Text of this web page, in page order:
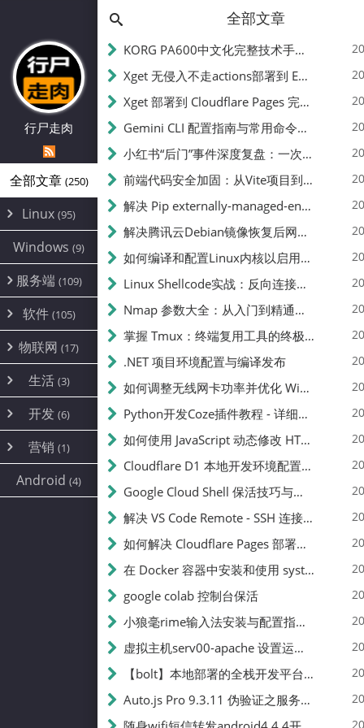
行尸走肉
全部文章 (250)
Linux (95)
Alpine
CentOS(17)
Debian(24)
ProxmoxVE
Ubuntu(7)
Windows (9)
服务端 (109)
环境配置
DD重装(3)
加速优化(34)
面板(12)
容器
游戏 (7)
饥荒(7)
云服务商(4)
WEB源码(6)
建站(5)
软件 (105)
安全(12)
办公(4)
图片 (2)
文件
系统 (35)
AI(10)
物联网 (17)
路由器
随身wifi(1)
mobile(14)
刷机
magisk
生活 (3)
线报
sim卡(1)
开发 (6)
编译
JavaScript(2)
python(2)
营销 (1)
公关(1)
SEO(1)
Android (4)
全部文章
KORG PA600中文化完整技术手册 - 从逆向到实现的全流程指南
Xget 无侵入不走actions部署到 EdgeOne Pages 指南
Xget 部署到 Cloudflare Pages 完整指南 - 无需修改源码的构建配置
Gemini CLI 配置指南与常用命令中文翻译 | API Key、MCP、代理设置
小红书“后门”事件深度复盘：一次沉默危机下的品牌、技术与流程三重考验
前端代码安全加固：从Vite项目到纯静态页面的深度混淆技术备忘
解决 Pip externally-managed-environment 错误：临时与永久绕过方案
解决腾讯云Debian镜像恢复后网络不通问题
如何编译和配置Linux内核以启用BBR2 | 内核编译教程
Linux Shellcode实战：反向连接、持久化、免杀技术详解（MSF,Cobalt Strike）- 从原理到C加载器实现
Nmap 参数大全：从入门到精通，掌握网络扫描的核心技巧
掌握 Tmux：终端复用工具的终极指南
.NET 项目环境配置与编译发布
如何调整无线网卡功率并优化 Wifite 的功率设置
Python开发Coze插件教程 - 详细步骤与注意事项
如何使用 JavaScript 动态修改 HTML 中的权限文本 | 前端开发教程
Cloudflare D1 本地开发环境配置指南 | CF Pages Local Development Guide
Google Cloud Shell 保活技巧与配额时间查看方法
解决 VS Code Remote - SSH 连接失败问题：从权限问题到成功启动
如何解决 Cloudflare Pages 部署中的 API Token 权限问题
在 Docker 容器中安装和使用 systemctl 的完整指南
google colab 控制台保活
小狼毫rime输入法安装与配置指南：从基础到高级自定义
虚拟主机serv00-apache 设置运行目录
【bolt】本地部署的全栈开发平台，支持本地及众多API，本地一键生成应用，部署教程
Auto.js Pro 9.3.11 伪验证之服务器接口 Nginx 版
📝
250
篇文章
✍️
231k
总字数
👥